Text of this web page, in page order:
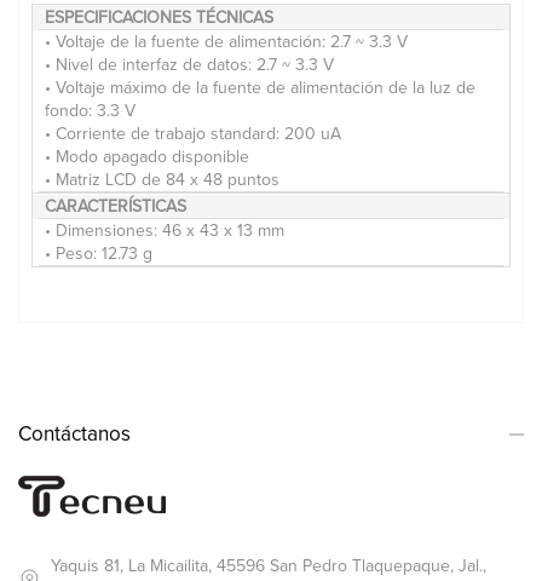
ESPECIFICACIONES TÉCNICAS
• Voltaje de la fuente de alimentación: 2.7 ~ 3.3 V
• Nivel de interfaz de datos: 2.7 ~ 3.3 V
• Voltaje máximo de la fuente de alimentación de la luz de
fondo: 3.3 V
• Corriente de trabajo standard: 200 uA
• Modo apagado disponible
• Matriz LCD de 84 x 48 puntos
CARACTERÍSTICAS
• Dimensiones: 46 x 43 x 13 mm
• Peso: 12.73 g
Contáctanos
Yaquis 81, La Micailita, 45596 San Pedro Tlaquepaque, Jal.,